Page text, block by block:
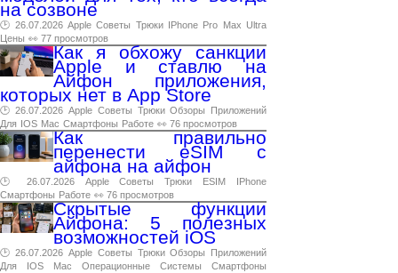
на созвоне
🕑 26.07.2026 Apple Советы Трюки IPhone Pro Max Ultra
Цены 👀 77 просмотров
Как я обхожу санкции
Apple и ставлю на
Айфон приложения,
которых нет в App Store
🕑 26.07.2026 Apple Советы Трюки Обзоры
Приложений
Для IOS Mac Смартфоны Работе 👀 76 просмотров
Как правильно
перенести eSIM с
айфона на айфон
🕑 26.07.2026 Apple Советы Трюки ESIM
IPhone
Смартфоны Работе 👀 76 просмотров
Скрытые функции
Айфона: 5 полезных
возможностей iOS
🕑 26.07.2026 Apple Советы Трюки Обзоры
Приложений
Для
IOS Mac Операционные Системы
Смартфоны